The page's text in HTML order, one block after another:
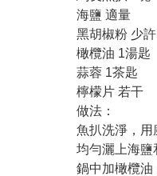
海鹽 適量
黑胡椒粉 少許
橄欖油 1湯匙
蒜蓉 1茶匙
檸檬片 若干
做法：
魚扒洗淨，用
均勻灑上海鹽
鍋中加橄欖油